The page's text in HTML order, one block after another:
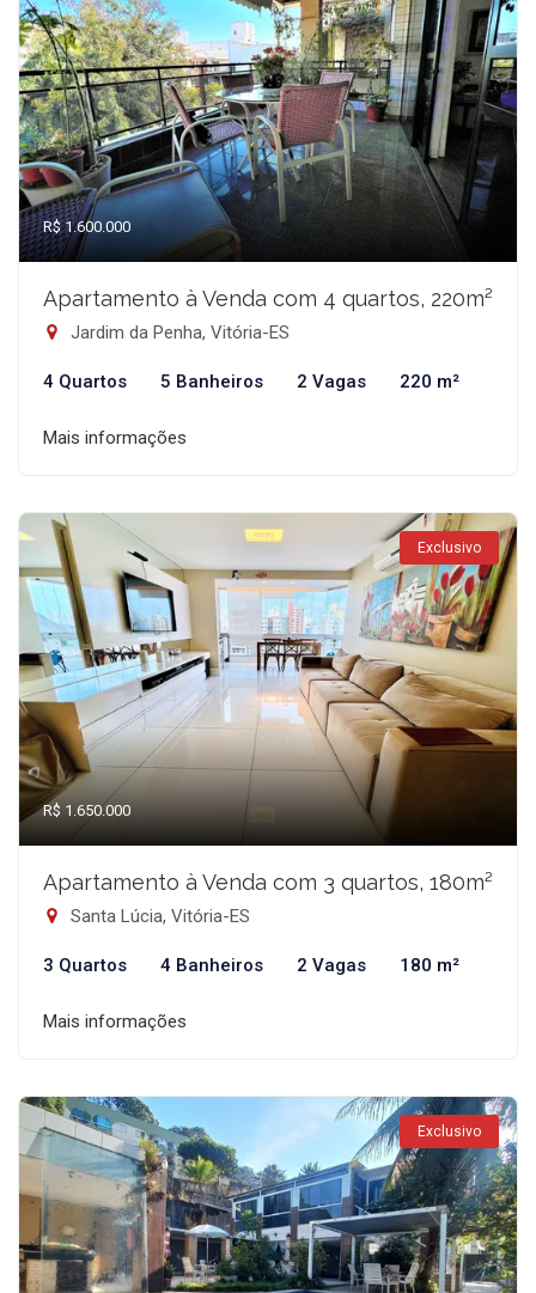
R$ 1.600.000
Apartamento à Venda com 4 quartos, 220m²
Jardim da Penha, Vitória-ES
4 Quartos 5 Banheiros 2 Vagas 220 m²
Mais informações
Exclusivo
R$ 1.650.000
Apartamento à Venda com 3 quartos, 180m²
Santa Lúcia, Vitória-ES
3 Quartos 4 Banheiros 2 Vagas 180 m²
Mais informações
Exclusivo